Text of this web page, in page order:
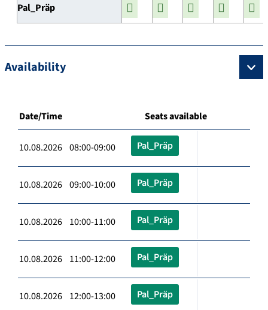
Pal_Präp
Availability
Date/Time Seats available
10.08.2026 08:00-09:00 Pal_Präp
10.08.2026 09:00-10:00 Pal_Präp
10.08.2026 10:00-11:00 Pal_Präp
10.08.2026 11:00-12:00 Pal_Präp
10.08.2026 12:00-13:00 Pal_Präp